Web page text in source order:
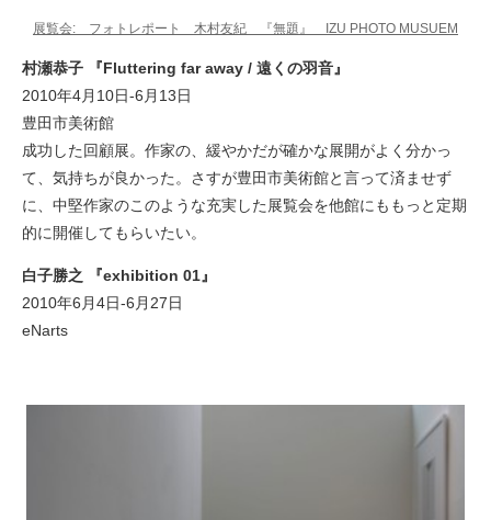
展覧会: フォトレポート 木村友紀 『無題』 IZU PHOTO MUSUEM
村瀬恭子 『Fluttering far away / 遠くの羽音』
2010年4月10日-6月13日
豊田市美術館
成功した回顧展。作家の、緩やかだが確かな展開がよく分かっ
て、気持ちが良かった。さすが豊田市美術館と言って済ませず
に、中堅作家のこのような充実した展覧会を他館にももっと定期
的に開催してもらいたい。
白子勝之 『exhibition 01』
2010年6月4日-6月27日
eNarts